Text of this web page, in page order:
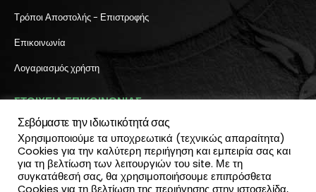
Τρόποι Αποστολής - Επιστροφής
Επικοινωνία
Λογαριασμός χρήστη
ΣΤΟΙΧΕΙΑ ΕΠΙΚΟΙΝΩΝΙΑΣ
Διεύθυνση:
Πύλη Ιησού 6, Ηράκλειο Κρήτης
ΤΗΛΕΦΩΝΟ:
2810 300 657, 2810 390 668
(Viber & Watsapp): 6940812064
Σεβόμαστε την ιδιωτικότητά σας
Χρησιμοποιούμε τα υποχρεωτικά (τεχνικώς απαραίτητα)
Cookies για την καλύτερη περιήγηση και εμπειρία σας και
για τη βελτίωση των λειτουργιών του site. Με τη
συγκατάθεσή σας, θα χρησιμοποιήσουμε επιπρόσθετα
Cookies για τη βελτίωση της περιήγησης στην ιστοσελίδα,